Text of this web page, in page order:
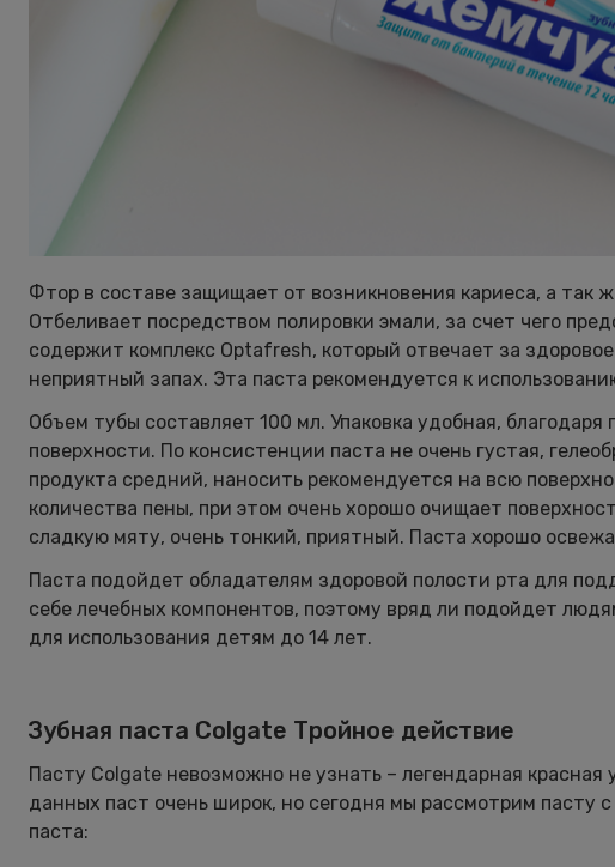
Фтор в составе защищает от возникновения кариеса, а так
Отбеливает посредством полировки эмали, за счет чего
содержит комплекс Optafresh, который отвечает за
неприятный запах. Эта паста рекомендуется к
Объем тубы составляет 100 мл. Упаковка удобная,
поверхности. По консистенции паста не очень густая,
продукта средний, наносить рекомендуется на всю
количества пены, при этом очень хорошо очищает
сладкую мяту, очень тонкий, приятный. Паста хорошо
Паста подойдет обладателям здоровой полости рта для
себе лечебных компонентов, поэтому вряд ли подойдет
для использования детям до 14 лет.
Зубная паста Colgate Тройное действие
Пасту Colgate невозможно не узнать – легендарная
данных паст очень широк, но сегодня мы рассмотрим пасту
паста: